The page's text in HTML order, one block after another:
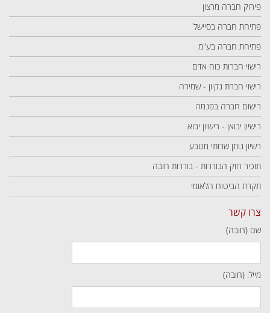
פירוק חברה מרצון
פתיחת חברה בסיישל
פתיחת חברה בע"מ
רישוי חברות כוח אדם
רישוי חברת נקיון - שמירה
רישום חברה בפנמה
רישיון יבואן - רישיון יבוא
רשיון נותן שרותי מטבע
תזכיר חוק הבוררות - בוררות חובה
תקרת הביטוח הלאומי
צרו קשר
שם (חובה)
מייל: (חובה)